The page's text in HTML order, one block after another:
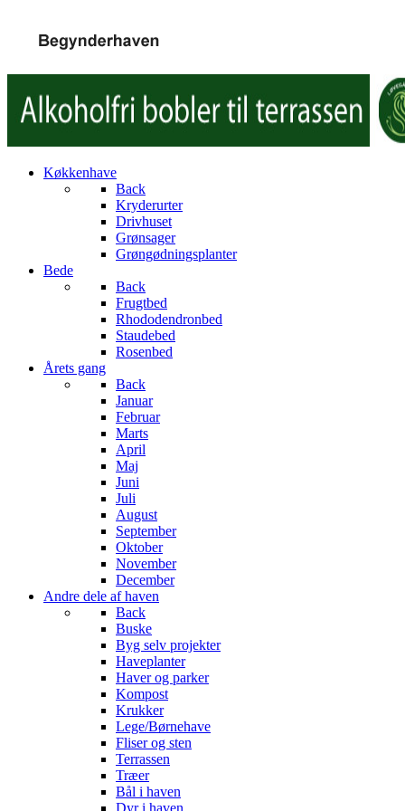
Køkkenhave
Back
Kryderurter
Drivhuset
Grønsager
Grøngødningsplanter
Bede
Back
Frugtbed
Rhododendronbed
Staudebed
Rosenbed
Årets gang
Back
Januar
Februar
Marts
April
Maj
Juni
Juli
August
September
Oktober
November
December
Andre dele af haven
Back
Buske
Byg selv projekter
Haveplanter
Haver og parker
Kompost
Krukker
Lege/Børnehave
Fliser og sten
Terrassen
Træer
Bål i haven
Dyr i haven